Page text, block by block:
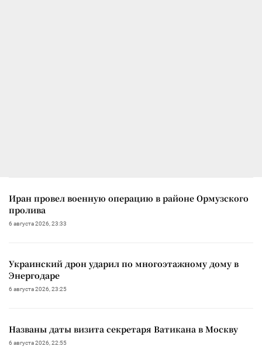
Иран провел военную операцию в районе Ормузского
пролива
6 августа 2026, 23:33
Украинский дрон ударил по многоэтажному дому в
Энергодаре
6 августа 2026, 23:25
Названы даты визита секретаря Ватикана в Москву
6 августа 2026, 22:55